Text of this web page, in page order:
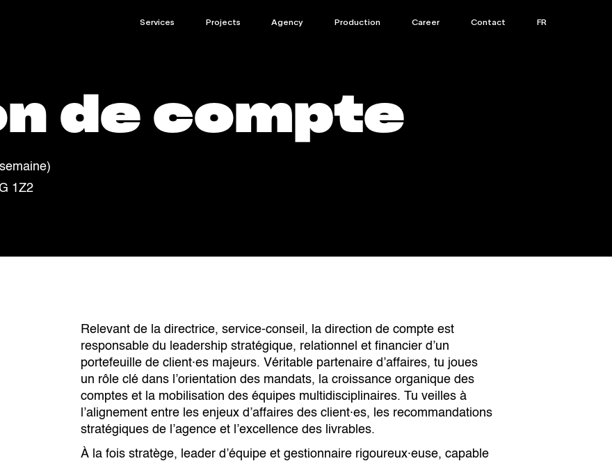
Services Projects Agency Production Career Contact FR
de compte
1Z2
Relevant de la directrice, service-conseil, la direction de compte est
responsable du leadership stratégique, relationnel et financier d’un
portefeuille de client·es majeurs. Véritable partenaire d’affaires, tu joues
un rôle clé dans l’orientation des mandats, la croissance organique des
comptes et la mobilisation des équipes multidisciplinaires. Tu veilles à
l’alignement entre les enjeux d’affaires des client·es, les recommandations
stratégiques de l’agence et l’excellence des livrables.
À la fois stratège, leader d’équipe et gestionnaire rigoureux·euse, capable